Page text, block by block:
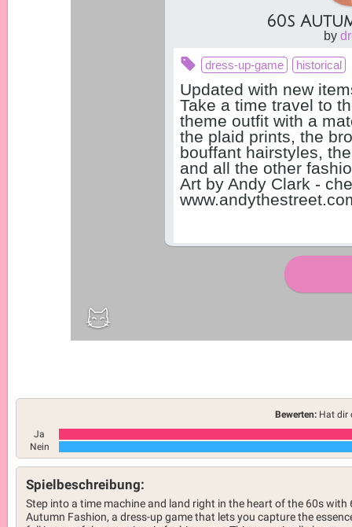
Bewerten: Hat dir
Ja
Nein
Spielbeschreibung:
Step into a time machine and land right in the heart of the 60s with
Autumn Fashion, a dress-up game that lets you capture the